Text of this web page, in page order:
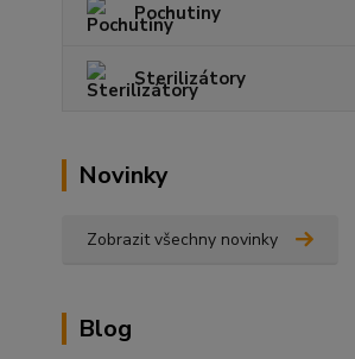
Pochutiny
Sterilizátory
Novinky
Zobrazit všechny novinky
Blog